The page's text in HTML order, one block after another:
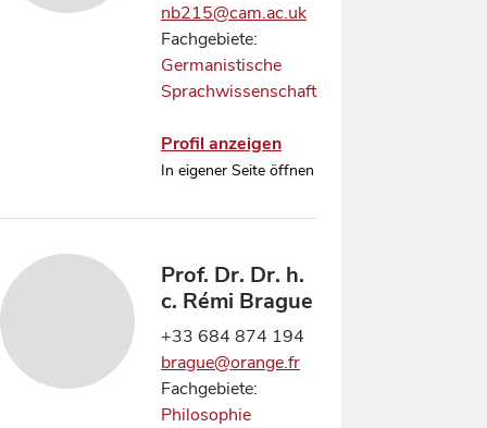
nb215@cam.ac.uk
Fachgebiete:
Germanistische
Sprachwissenschaft
Profil anzeigen
In eigener Seite öffnen
Prof. Dr. Dr. h.
c. Rémi Brague
+33 684 874 194
brague@orange.fr
Fachgebiete:
Philosophie